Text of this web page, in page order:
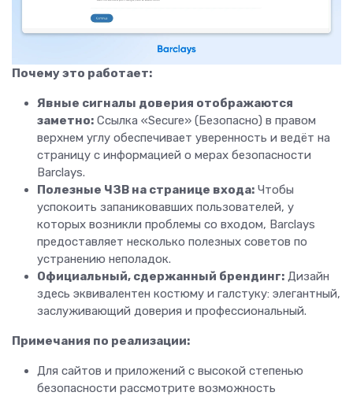
Почему это работает:
Явные сигналы доверия отображаются
заметно: Ссылка «Secure» (Безопасно) в правом
верхнем углу обеспечивает уверенность и ведёт на
страницу с информацией о мерах безопасности
Barclays.
Полезные ЧЗВ на странице входа: Чтобы
успокоить запаниковавших пользователей, у
которых возникли проблемы со входом, Barclays
предоставляет несколько полезных советов по
устранению неполадок.
Официальный, сдержанный брендинг: Дизайн
здесь эквивалентен костюму и галстуку: элегантный,
заслуживающий доверия и профессиональный.
Примечания по реализации:
Для сайтов и приложений с высокой степенью
безопасности рассмотрите возможность